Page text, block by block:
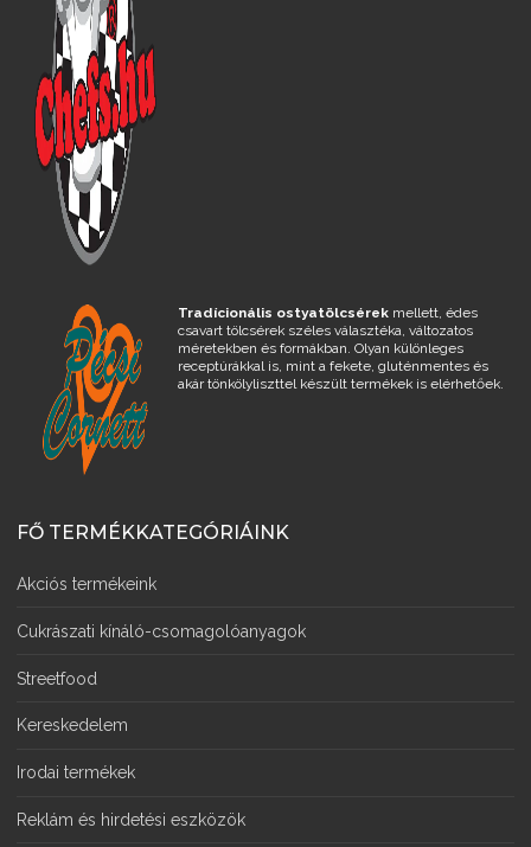
Tradícionális ostyatölcsérekmellett, édes
csavart tölcsérek széles választéka, változatos
méretekben és formákban. Olyan különleges
receptúrákkal is, mint a fekete, gluténmentes és
akár tönkölyliszttel készült termékek is elérhetőek.
FŐ TERMÉKKATEGÓRIÁINK
Akciós termékeink
Cukrászati kínáló-csomagolóanyagok
Streetfood
Kereskedelem
Irodai termékek
Reklám és hirdetési eszközök